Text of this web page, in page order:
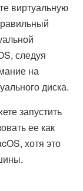
виртуальную
следуя
на
диска.
запустить
ее как
хотя это